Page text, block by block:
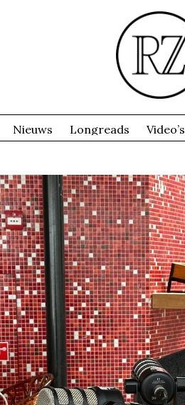
Nieuws Longreads Video’s